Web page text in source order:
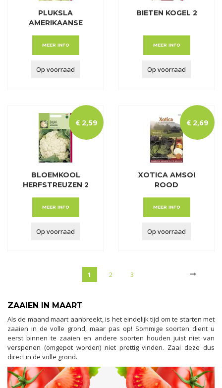
PLUKSLA
AMERIKAANSE
MEER INFO
Op voorraad
BIETEN KOGEL 2
MEER INFO
Op voorraad
BLOEMKOOL
HERFSTREUZEN 2
€ 2,59
MEER INFO
Op voorraad
XOTICA AMSOI
ROOD
€ 2,69
MEER INFO
Op voorraad
1 2 3
ZAAIEN IN MAART
Als de maand maart aanbreekt, is het eindelijk tijd om te starten met
zaaien in de volle grond, maar pas op! Sommige soorten dient u
eerst binnen te zaaien en andere soorten houden juist niet van
verspenen (omgepot worden) niet prettig vinden. Zaai deze dus
direct in de volle grond.